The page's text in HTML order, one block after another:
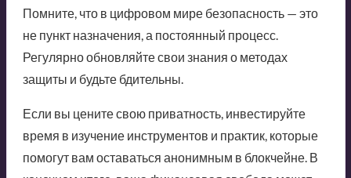
Помните, что в цифровом мире безопасность — это
не пункт назначения, а постоянный процесс.
Регулярно обновляйте свои знания о методах
защиты и будьте бдительны.
Если вы цените свою приватность, инвестируйте
время в изучение инструментов и практик, которые
помогут вам оставаться анонимным в блокчейне. В